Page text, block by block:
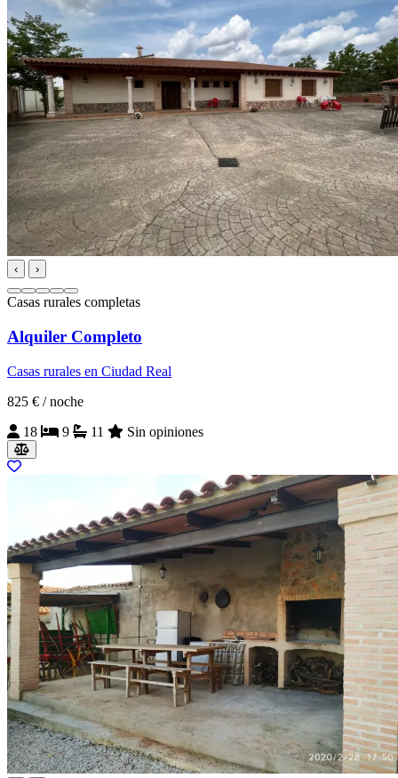
‹ ›
Casas rurales completas
Alquiler Completo
Casas rurales en Ciudad Real
825 € / noche
18
9 11 Sin opiniones